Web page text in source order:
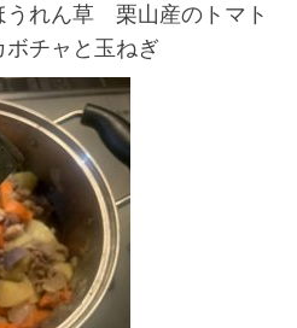
うれん草 栗山産のトマト
チャと玉ねぎ